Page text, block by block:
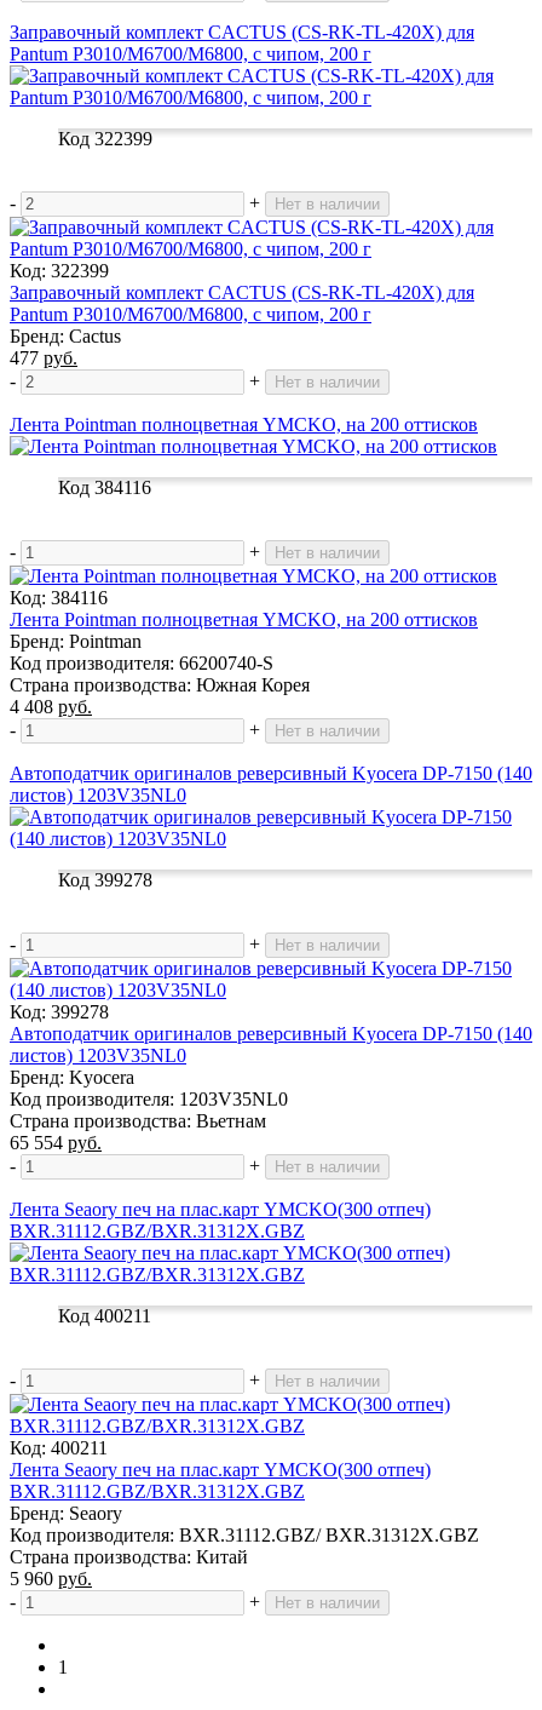
Заправочный комплект CACTUS (CS-RK-TL-420X) для
Pantum P3010/M6700/M6800, c чипом, 200 г
Код 322399
- + Нет в наличии
Код: 322399
Заправочный комплект CACTUS (CS-RK-TL-420X) для
Pantum P3010/M6700/M6800, c чипом, 200 г
Бренд: Cactus
477 руб.
-
+ Нет в наличии
Лента Pointman полноцветная YMCKO, на 200 оттисков
Код 384116
- + Нет в наличии
Код: 384116
Лента Pointman полноцветная YMCKO, на 200 оттисков
Бренд: Pointman
Код производителя: 66200740-S
Страна производства: Южная Корея
4 408 руб.
-
+ Нет в наличии
Автоподатчик оригиналов реверсивный Kyocera DP-7150 (140
листов) 1203V35NL0
Код 399278
- + Нет в наличии
Код: 399278
Автоподатчик оригиналов реверсивный Kyocera DP-7150 (140
листов) 1203V35NL0
Бренд: Kyocera
Код производителя: 1203V35NL0
Страна производства: Вьетнам
65 554 руб.
-
+ Нет в наличии
Лента Seaory печ на плас.карт YMCKO(300 отпеч)
BXR.31112.GBZ/BXR.31312X.GBZ
Код 400211
- + Нет в наличии
Код: 400211
Лента Seaory печ на плас.карт YMCKO(300 отпеч)
BXR.31112.GBZ/BXR.31312X.GBZ
Бренд: Seaory
Код производителя: BXR.31112.GBZ/ BXR.31312X.GBZ
Страна производства: Китай
5 960 руб.
-
+ Нет в наличии
1